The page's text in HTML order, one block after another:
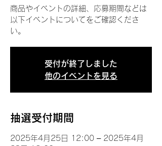
商品やイベントの詳細、応募期間などは
以下イベントについてをご確認くださ
い。
受付が終了しました
他のイベントを見る
抽選受付期間
2025年4月25日 12:00 – 2025年4月